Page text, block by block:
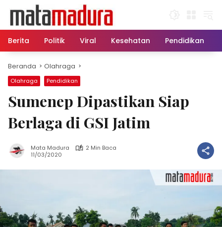
konten
Berita
Politik Viral Kesehatan Pendidikan
Beranda Olahraga
Olahraga Pendidikan
Sumenep Dipastikan Siap
Berlaga di GSI Jatim
Mata Madura
2 Min Baca
11/03/2020